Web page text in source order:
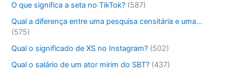
O que significa a seta no TikTok? (587)
Qual a diferença entre uma pesquisa censitária e uma…
(575)
Qual o significado de XS no Instagram? (502)
Qual o salário de um ator mirim do SBT? (437)